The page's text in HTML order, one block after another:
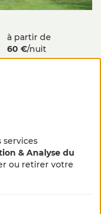
à partir de
60 €/nuit
×
services
& Analyse du
ou retirer votre